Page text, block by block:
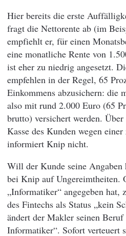
Hier bereits die erste
fragt die Nettorente ab (im
empfiehlt er, für einen
eine monatliche Rente von
ist eher zu niedrig angesetzt.
empfehlen in der Regel, 65
Einkommens abzusichern: die
also mit rund 2.000 Euro (65
brutto) versichert werden.
Kasse des Kunden wegen
informiert Knip nicht.
Will der Kunde seine Angaben
bei Knip auf Ungereimtheiten.
„Informatiker“ angegeben
des Fintechs als Status „kein
ändert der Makler seinen
Informatiker“. Sofort verteuert